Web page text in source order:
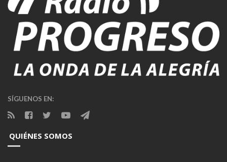
SÍGUENOS EN:
QUIÉNES SOMOS